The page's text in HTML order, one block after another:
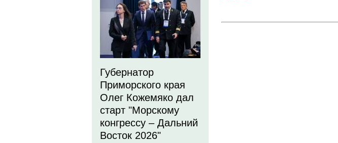
Губернатор
Приморского края
Олег Кожемяко дал
старт "Морскому
конгрессу – Дальний
Восток 2026"